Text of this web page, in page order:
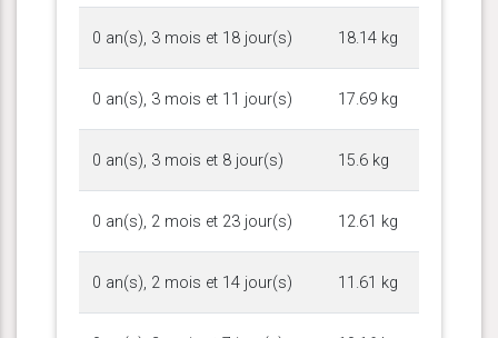
0 an(s), 3 mois et 18 jour(s) 18.14 kg
0 an(s), 3 mois et 11 jour(s) 17.69 kg
0 an(s), 3 mois et 8 jour(s) 15.6 kg
0 an(s), 2 mois et 23 jour(s) 12.61 kg
0 an(s), 2 mois et 14 jour(s) 11.61 kg